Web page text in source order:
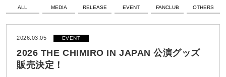
ALL MEDIA RELEASE EVENT FANCLUB OTHERS
2026.03.05 EVENT
2026 THE CHIMIRO IN JAPAN 公演グッズ
販売決定！